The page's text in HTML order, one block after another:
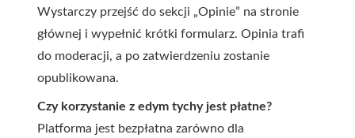
Wystarczy przejść do sekcji „Opinie” na stronie
głównej i wypełnić krótki formularz. Opinia trafi
do moderacji, a po zatwierdzeniu zostanie
opublikowana.
Czy korzystanie z edym tychy jest płatne?
Platforma jest bezpłatna zarówno dla